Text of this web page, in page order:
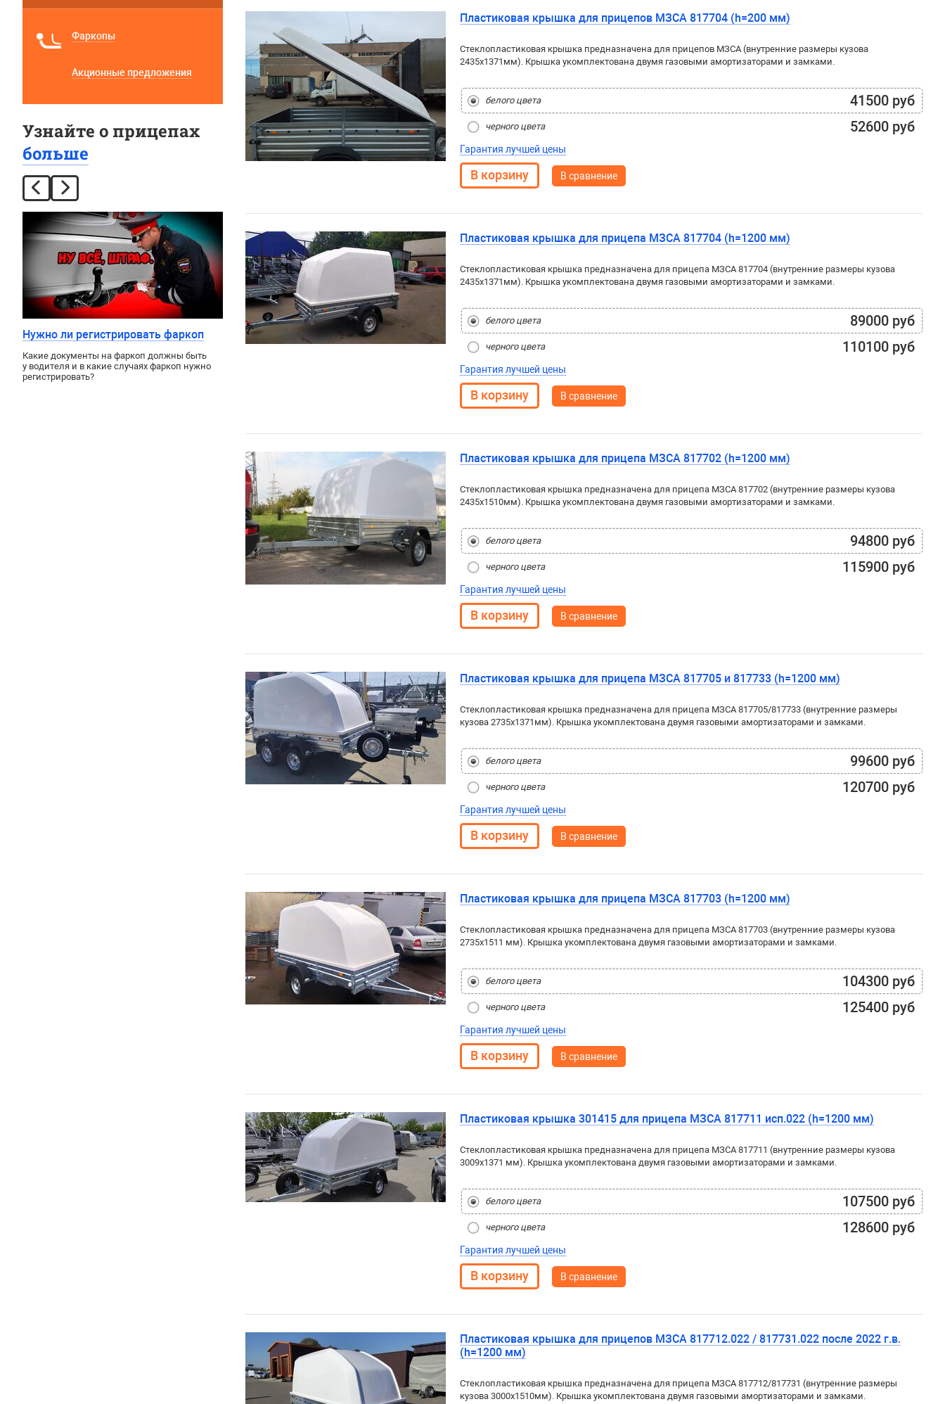
Пластиковая крышка для прицепов МЗСА 817704 (h=200 мм)
Стеклопластиковая крышка предназначена для прицепов МЗСА (внутренние размеры кузова
2435x1371мм). Крышка укомплектована двумя газовыми амортизаторами и замками.
белого цвета 41500 руб
черного цвета 52600 руб
Гарантия лучшей цены
В сравнение
Пластиковая крышка для прицепа МЗСА 817704 (h=1200 мм)
Стеклопластиковая крышка предназначена для прицепа МЗСА 817704 (внутренние размеры кузова
2435x1371мм). Крышка укомплектована двумя газовыми амортизаторами и замками.
белого цвета 89000 руб
черного цвета 110100 руб
Гарантия лучшей цены
В сравнение
Пластиковая крышка для прицепа МЗСА 817702 (h=1200 мм)
Стеклопластиковая крышка предназначена для прицепа МЗСА 817702 (внутренние размеры кузова
2435x1510мм). Крышка укомплектована двумя газовыми амортизаторами и замками.
белого цвета 94800 руб
черного цвета 115900 руб
Гарантия лучшей цены
В сравнение
Пластиковая крышка для прицепа МЗСА 817705 и 817733 (h=1200 мм)
Стеклопластиковая крышка предназначена для прицепа МЗСА 817705/817733 (внутренние размеры
кузова 2735x1371мм). Крышка укомплектована двумя газовыми амортизаторами и замками.
белого цвета 99600 руб
черного цвета 120700 руб
Гарантия лучшей цены
В сравнение
Пластиковая крышка для прицепа МЗСА 817703 (h=1200 мм)
Стеклопластиковая крышка предназначена для прицепа МЗСА 817703 (внутренние размеры кузова
2735x1511 мм). Крышка укомплектована двумя газовыми амортизаторами и замками.
белого цвета 104300 руб
черного цвета 125400 руб
Гарантия лучшей цены
В сравнение
Пластиковая крышка 301415 для прицепа МЗСА 817711 исп.022 (h=1200 мм)
Стеклопластиковая крышка предназначена для прицепа МЗСА 817711 (внутренние размеры кузова
3009x1371 мм). Крышка укомплектована двумя газовыми амортизаторами и замками.
белого цвета 107500 руб
черного цвета 128600 руб
Гарантия лучшей цены
В сравнение
Пластиковая крышка для прицепов МЗСА 817712.022 / 817731.022 после 2022 г.в.
(h=1200 мм)
Стеклопластиковая крышка предназначена для прицепа МЗСА 817712/817731 (внутренние размеры
кузова 3000x1510мм). Крышка укомплектована двумя газовыми амортизаторами и замками.
Фаркопы
Акционные предложения
Узнайте о прицепах
больше
Нужно ли регистрировать фаркоп
Какие документы на фаркоп должны быть
у водителя и в какие случаях фаркоп нужно
регистрировать?